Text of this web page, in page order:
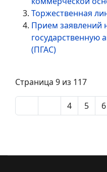
Торжественная
Прием
государственную
(ПГАС)
Страница 9 из 117
4 5 6